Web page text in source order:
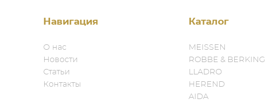
Навигация
О нас
Новости
Статьи
Контакты
Каталог
MEISSEN
ROBBE & BERKING
LLADRO
HEREND
AIDA